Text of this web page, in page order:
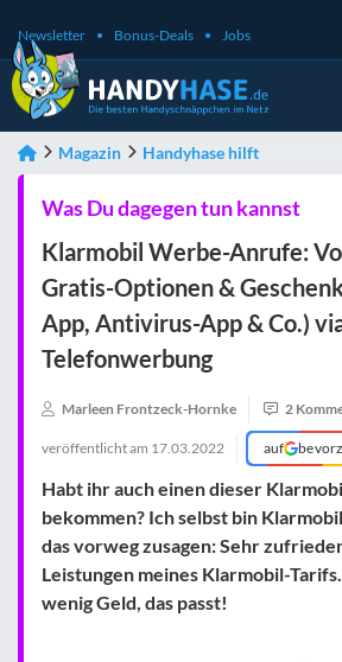
Newsletter Bonus-Deals Jobs
Magazin Handyhase hilft
Was Du dagegen tun kannst
Klarmobil Werbe-Anrufe:
Gratis-Optionen &
App, Antivirus-App & Co.)
Telefonwerbung
Marleen Frontzeck-Hornke 2
veröffentlicht am 17.03.2022 auf
Habt ihr auch einen dieser
bekommen? Ich selbst bin
das vorweg zusagen: Sehr
Leistungen meines Klarmobil-
wenig Geld, das passt!